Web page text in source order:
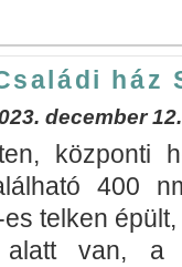
ház
december 12.
központi
400
es telken
alatt van, a